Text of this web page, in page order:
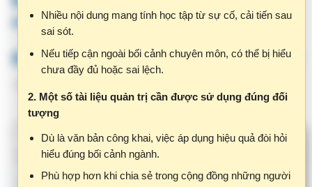
Nếu tiếp cận ngoài bối cảnh chuyên môn, có thể bị hiểu
chưa đầy đủ hoặc sai lệch.
2. Một số tài liệu quản trị cần được sử dụng đúng đối
tượng
Dù là văn bản công khai, việc áp dụng hiệu quả đòi hỏi
hiểu đúng bối cảnh ngành.
trực tiếp làm công tác y tế.
Bước 2: Vào mục IX. Chất lượng I